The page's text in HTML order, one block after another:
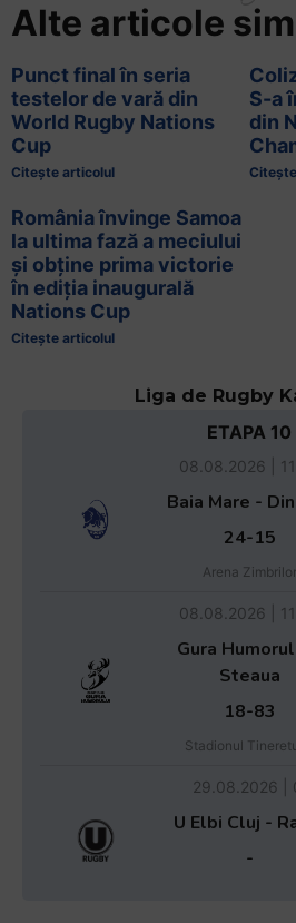
Alte articole
Punct final în seria
testelor de vară din
World Rugby Nations
Cup
Citește articolul
S-a
din
România învinge Samoa
la ultima fază a meciului
și obține prima victorie
în ediția inaugurală
Nations Cup
Citește articolul
Liga de Rugby
ETAPA 10
08.08.2026 |
Baia Mare -
24-15
Arena Zimbrilor
08.08.2026 |
Gura
Steaua
18-83
Stadionul
29.08.2026 |
U Elbi Cluj -
-